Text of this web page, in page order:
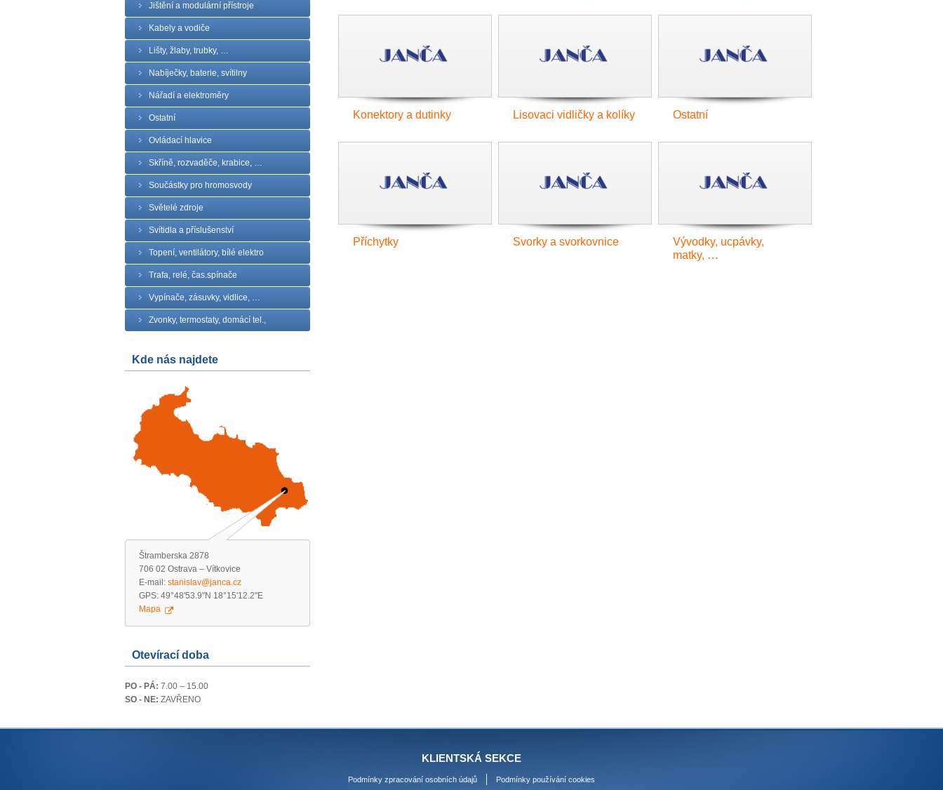
Jištění a modulární přístroje
Kabely a vodiče
Lišty, žlaby, trubky, …
Nabíječky, baterie, svítilny
Nářadí a elektroměry
Ostatní
Ovládací hlavice
Skříně, rozvaděče, krabice, …
Součástky pro hromosvody
Světelé zdroje
Svítidla a příslušenství
Topení, ventilátory, bílé elektro
Trafa, relé, čas.spínače
Vypínače, zásuvky, vidlice, …
Zvonky, termostaty, domácí tel.,
Kde nás najdete
Štramberska 2878
706 02 Ostrava – Vítkovice
E-mail: stanislav@janca.cz
GPS: 49°48'53.9"N 18°15'12.2"E
Mapa
Otevírací doba
PO - PÁ: 7.00 – 15.00
SO - NE: ZAVŘENO
Konektory a dutinky Lisovaci vidličky a kolíky Ostatní
Příchytky Svorky a svorkovnice
Vývodky, ucpávky,
matky, …
KLIENTSKÁ SEKCE
Podmínky zpracování osobních údajů Podmínky používání cookies